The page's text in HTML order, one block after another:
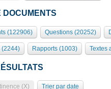
DOCUMENTS
(122906) Questions (20252)
(2244) Rapports (1003) Textes
(X) Trier par date